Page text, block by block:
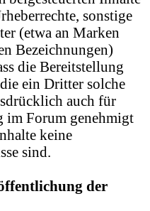
sonstige
(etwa an Marken
Bezeichnungen)
die Bereitstellung
ein Dritter solche
auch für
im Forum genehmigt
keine
sind.
der